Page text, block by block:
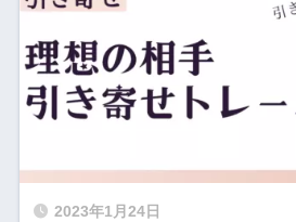
2023年1月24日